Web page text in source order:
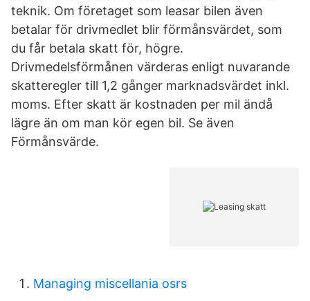
teknik. Om företaget som leasar bilen även
betalar för drivmedlet blir förmånsvärdet, som
du får betala skatt för, högre.
Drivmedelsförmånen värderas enligt nuvarande
skatteregler till 1,2 gånger marknadsvärdet inkl.
moms. Efter skatt är kostnaden per mil ändå
lägre än om man kör egen bil. Se även
Förmånsvärde.
Managing miscellania osrs